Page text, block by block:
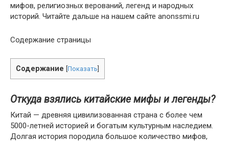
мифов, религиозных верований, легенд и народных
историй. Читайте дальше на нашем сайте anonssmi.ru
Содержание страницы
Содержание Показать
Откуда взялись китайские мифы и легенды?
Китай — древняя цивилизованная страна с более чем
5000-летней историей и богатым культурным наследием.
Долгая история породила большое количество мифов,